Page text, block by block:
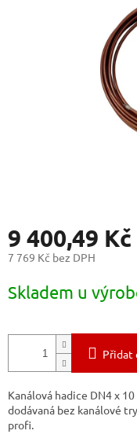
9 400,49 Kč
7 769 Kč bez DPH
cena:
Skladem u
Přidat
Kanálová hadice DN4 x 10
dodávaná bez kanálové
profi.